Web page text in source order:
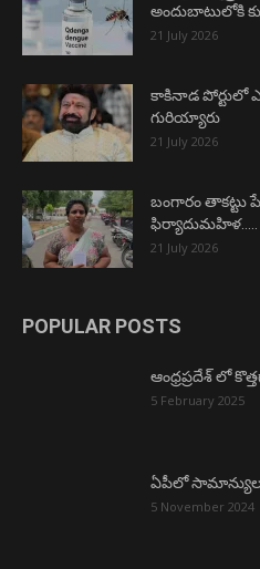
అందుబాటులోకి
21 July 2026
కాకినాడ పోర్టులో
గురియ్యారు
21 July 2026
బంగారం తాకట్టు
ఫిర్యాదుమహిళ…..
21 July 2026
POPULAR POSTS
ఆంధ్రప్రదేశ్ లో
5 February 2025
ఏపీలో
5 November 2024